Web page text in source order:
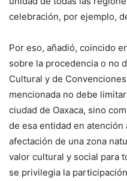
celebración, por ejemplo,
Por eso, añadió, coincido
sobre la procedencia o no
Cultural y de
mencionada no debe
ciudad de Oaxaca, sino
de esa entidad en
afectación de una zona
valor cultural y social para
se privilegia la